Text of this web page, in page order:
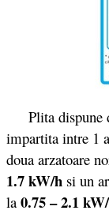
Plita dispune
impartita intre 1
doua arzatoare
1.7 kW/h si un
la 0.75 – 2.1